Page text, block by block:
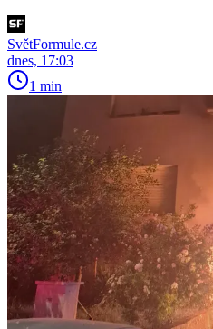
SvětFormule.cz
dnes, 17:03
1 min